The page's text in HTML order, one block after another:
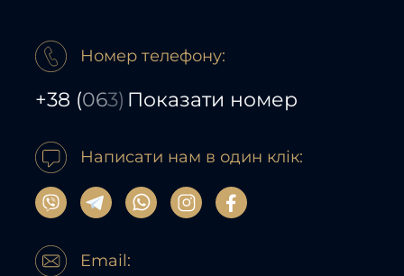
Номер телефону:
+38 (063) Показати номер
Написати нам в один клік:
Email: